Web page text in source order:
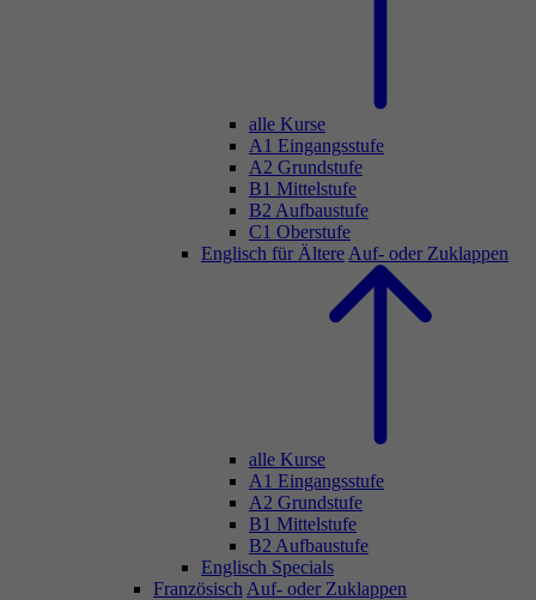
alle Kurse
A1 Eingangsstufe
A2 Grundstufe
B1 Mittelstufe
B2 Aufbaustufe
C1 Oberstufe
Englisch für Ältere Auf- oder Zuklappen
alle Kurse
A1 Eingangsstufe
A2 Grundstufe
B1 Mittelstufe
B2 Aufbaustufe
Englisch Specials
Französisch Auf- oder Zuklappen